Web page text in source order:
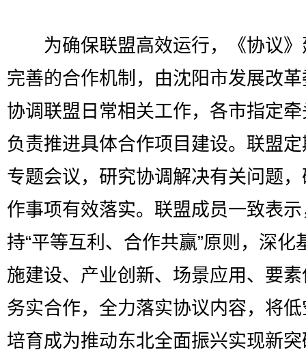
为确保联盟高效运行，《协议》
完善的合作机制，由沈阳市发展改
协调联盟日常相关工作，各市指定
负责推进具体合作项目建设。联盟
专题会议，研究协调解决有关问题
作事项有效落实。联盟成员一致表
持“平等互利、合作共赢”原则，深化
施建设、产业创新、场景应用、要
务实合作，全力落实协议内容，将
培育成为推动东北全面振兴实现新